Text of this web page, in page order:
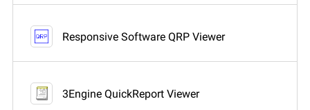
Responsive Software QRP Viewer
3Engine QuickReport Viewer